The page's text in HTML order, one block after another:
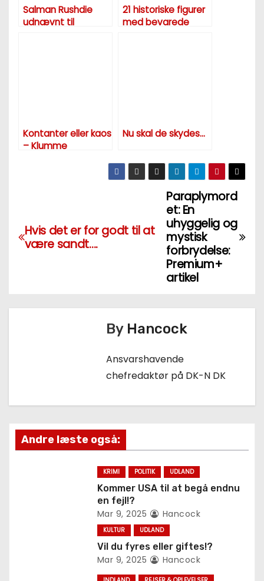
Salman Rushdie
udnævnt til
21 historiske figurer
med bevarede
Kontanter eller kaos
– Klumme
Nu skal de skydes…
n
d
a
v
i
Paraplymord
et: En
uhyggelig og
mystisk
forbrydelse:
Premium+
artikel
Hvis det er for godt til at
være sandt….
By Hancock
Ansvarshavende
chefredaktør på DK-N DK
Andre læste også:
KRIMI POLITIK UDLAND
Kommer USA til at begå endnu
en fejl!?
Mar 9, 2025 Hancock
KULTUR UDLAND
Vil du fyres eller giftes!?
Mar 9, 2025 Hancock